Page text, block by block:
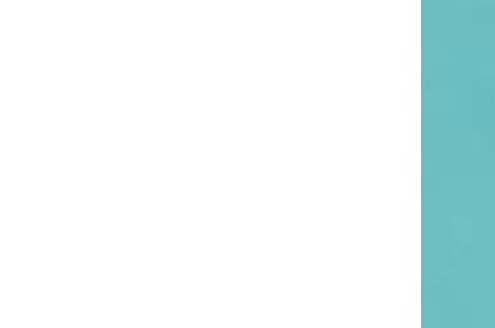
unihockey
Fabienne
swiss